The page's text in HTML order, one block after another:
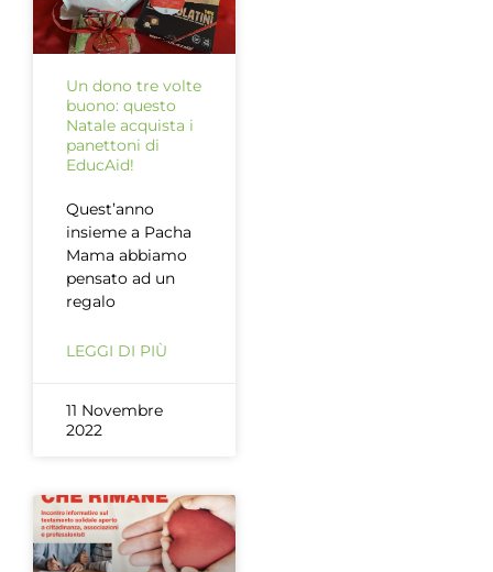
Un dono tre volte
buono: questo
Natale acquista i
panettoni di
EducAid!
Quest’anno
insieme a Pacha
Mama abbiamo
pensato ad un
regalo
LEGGI DI PIÙ
11 Novembre
2022